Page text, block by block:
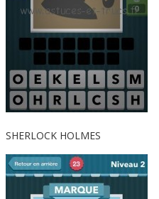
SHERLOCK HOLMES